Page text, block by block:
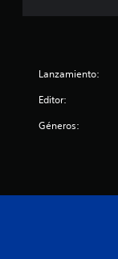
Lanzamiento:
Editor:
Géneros: